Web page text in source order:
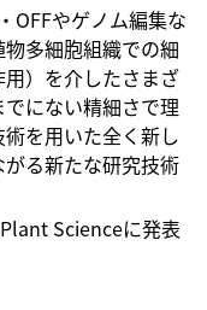
OFFやゲノム編集な
多細胞組織での細
）を介したさまざ
にない精細さで理
を用いた全く新し
る新たな研究技術
Scienceに発表